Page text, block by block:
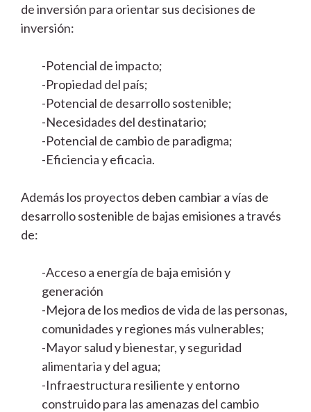
de inversión para orientar sus decisiones de
inversión:
-Potencial de impacto;
-Propiedad del país;
-Potencial de desarrollo sostenible;
-Necesidades del destinatario;
-Potencial de cambio de paradigma;
-Eficiencia y eficacia.
Además los proyectos deben cambiar a vías de
desarrollo sostenible de bajas emisiones a través
de:
-Acceso a energía de baja emisión y
generación
-Mejora de los medios de vida de las personas,
comunidades y regiones más vulnerables;
-Mayor salud y bienestar, y seguridad
alimentaria y del agua;
-Infraestructura resiliente y entorno
construido para las amenazas del cambio